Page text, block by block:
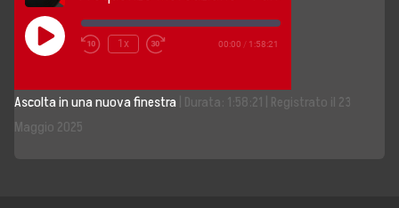
Storia, Mission e Vision
Direttivo
Play
Episode
1x 00:00 / 1:58:21
Ascolta in una nuova finestra Durata: 1:58:21 Registrato il 23
Maggio 2025